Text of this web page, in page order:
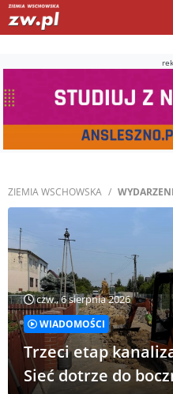
ZIEMIA WSCHOWSKA
czw., 6 sierpnia 2026
WIADOMOŚCI
Trzeci etap
Sieć dotrze do